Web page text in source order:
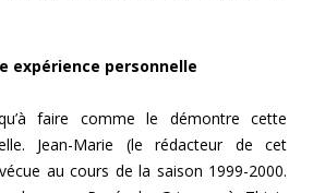
expérience personnelle
faire comme le démontre cette
Jean-Marie (le rédacteur de cet
au cours de la saison 1999-2000.